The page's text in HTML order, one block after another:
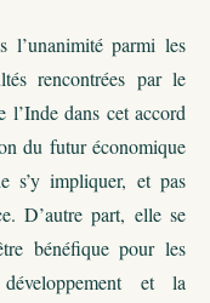
l’unanimité parmi les
rencontrées par le
l’Inde dans cet accord
du futur économique
s’y impliquer, et pas
D’autre part, elle se
bénéfique pour les
et la